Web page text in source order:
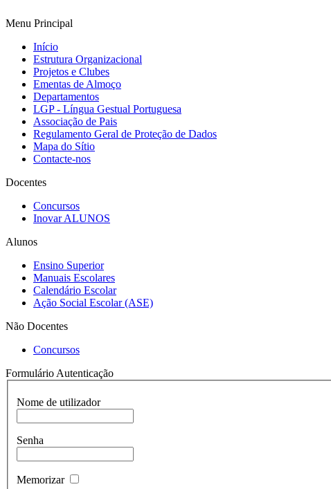
Menu Principal
Início
Estrutura Organizacional
Projetos e Clubes
Ementas de Almoço
Departamentos
LGP - Língua Gestual Portuguesa
Associação de Pais
Regulamento Geral de Proteção de Dados
Mapa do Sítio
Contacte-nos
Docentes
Concursos
Inovar ALUNOS
Alunos
Ensino Superior
Manuais Escolares
Calendário Escolar
Ação Social Escolar (ASE)
Não Docentes
Concursos
Formulário Autenticação
Nome de utilizador
Senha
Memorizar